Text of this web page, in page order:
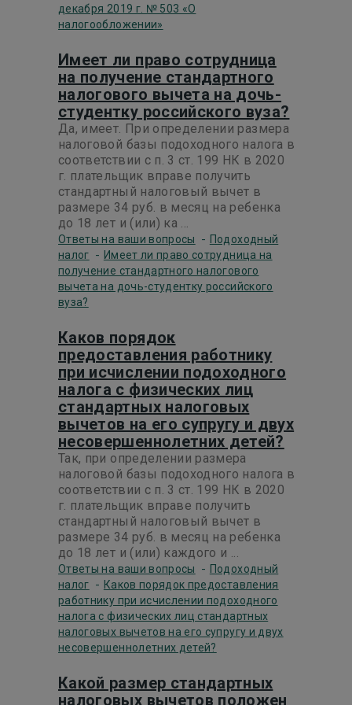
декабря 2019 г. № 503 «О
налогообложении»
Имеет ли право сотрудница
на получение стандартного
налогового вычета на дочь-
студентку российского вуза?
Да, имеет. При определении размера
налоговой базы подоходного налога в
соответствии с п. 3 ст. 199 НК в 2020
г. плательщик вправе получить
стандартный налоговый вычет в
размере 34 руб. в месяц на ребенка
до 18 лет и (или) ка ...
Ответы на ваши вопросы - Подоходный
налог - Имеет ли право сотрудница на
получение стандартного налогового
вычета на дочь-студентку российского
вуза?
Каков порядок
предоставления работнику
при исчислении подоходного
налога с физических лиц
стандартных налоговых
вычетов на его супругу и двух
несовершеннолетних детей?
Так, при определении размера
налоговой базы подоходного налога в
соответствии с п. 3 ст. 199 НК в 2020
г. плательщик вправе получить
стандартный налоговый вычет в
размере 34 руб. в месяц на ребенка
до 18 лет и (или) каждого и ...
Ответы на ваши вопросы - Подоходный
налог - Каков порядок предоставления
работнику при исчислении подоходного
налога с физических лиц стандартных
налоговых вычетов на его супругу и двух
несовершеннолетних детей?
Какой размер стандартных
налоговых вычетов положен